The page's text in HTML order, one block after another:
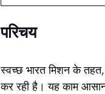
परिचय
स्वच्छ भारत मिशन के तहत,
कर रही है। यह काम